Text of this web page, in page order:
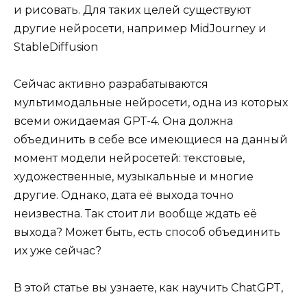
и рисовать. Для таких целей существуют
другие нейросети, например MidJourney и
StableDiffusion
Сейчас активно разрабатываются
мультимодальные нейросети, одна из которых
всеми ожидаемая GPT-4. Она должна
объединить в себе все имеющиеся на данный
момент модели нейросетей: текстовые,
художественные, музыкальные и многие
другие. Однако, дата её выхода точно
неизвестна. Так стоит ли вообще ждать её
выхода? Может быть, есть способ объединить
их уже сейчас?
В этой статье вы узнаете, как научить ChatGPT,